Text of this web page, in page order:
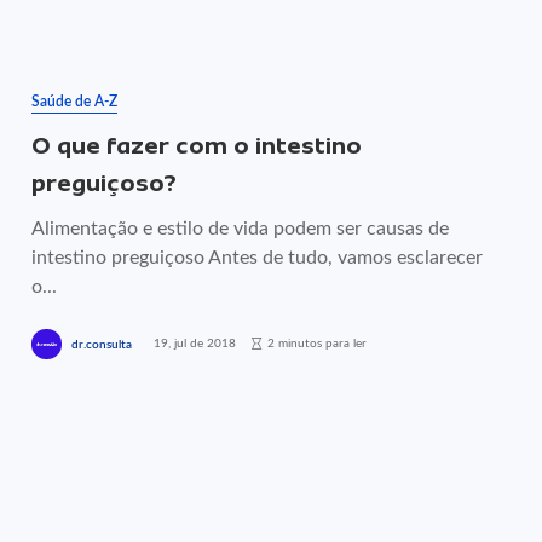
Saúde de A-Z
O que fazer com o intestino
preguiçoso?
Alimentação e estilo de vida podem ser causas de
intestino preguiçoso Antes de tudo, vamos esclarecer
o...
dr.consulta 19, jul de 2018 2 minutos para ler